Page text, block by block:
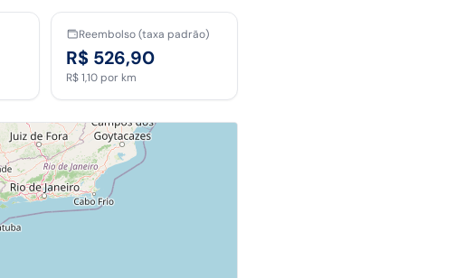
Reembolso (taxa padrão)
R$ 526,90
R$ 1,10 por km